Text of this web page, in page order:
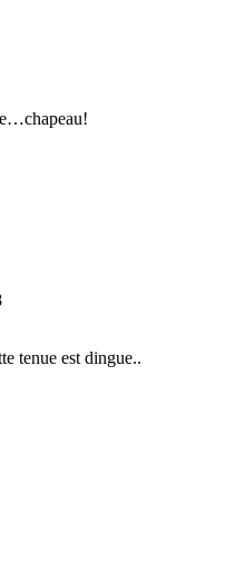
tenue est dingue..